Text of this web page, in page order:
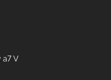
a7 V